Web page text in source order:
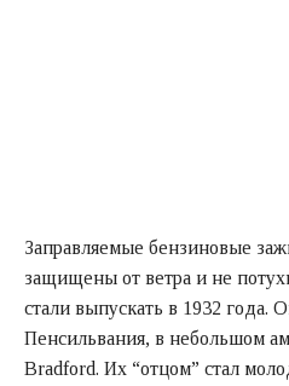
Заправляемые бензиновые
защищены от ветра и не
стали выпускать в 1932 года.
Пенсильвания, в небольшом
Bradford. Их “отцом” стал